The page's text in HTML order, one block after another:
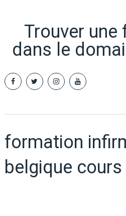
Trouver
dans le
formation
belgique